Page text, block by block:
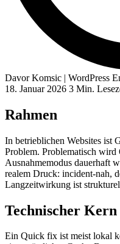
Davor Komsic | WordPress
18. Januar 2026 3 Min.
Rahmen
In betrieblichen Websites ist
Problem. Problematisch
Ausnahmemodus dauerhaft
realem Druck: incident-nah,
Langzeitwirkung ist
Technischer Kern
Ein Quick fix ist meist lokal